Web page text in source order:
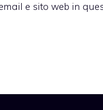
e sito web in